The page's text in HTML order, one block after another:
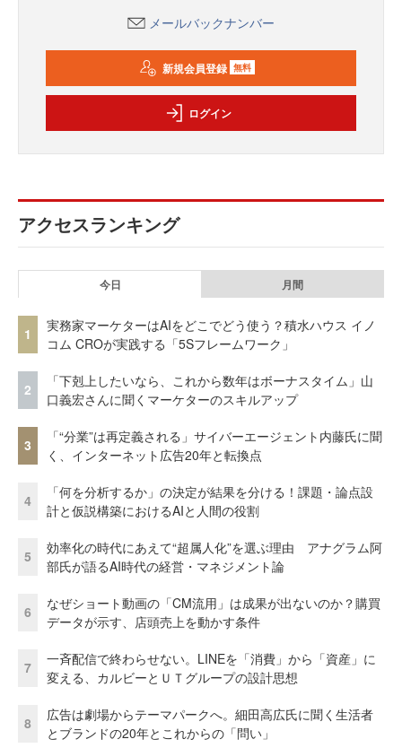
メールバックナンバー
新規会員登録 無料
ログイン
アクセスランキング
今日 月間
1
実務家マーケターはAIをどこでどう使う？積水ハウス イノ
コム CROが実践する「5Sフレームワーク」
2
「下剋上したいなら、これから数年はボーナスタイム」山
口義宏さんに聞くマーケターのスキルアップ
3
「“分業”は再定義される」サイバーエージェント内藤氏に聞
く、インターネット広告20年と転換点
4
「何を分析するか」の決定が結果を分ける！課題・論点設
計と仮説構築におけるAIと人間の役割
5
効率化の時代にあえて“超属人化”を選ぶ理由 アナグラム阿
部氏が語るAI時代の経営・マネジメント論
6
なぜショート動画の「CM流用」は成果が出ないのか？購買
データが示す、店頭売上を動かす条件
7
一斉配信で終わらせない。LINEを「消費」から「資産」に
変える、カルビーとＵＴグループの設計思想
8
広告は劇場からテーマパークへ。細田高広氏に聞く生活者
とブランドの20年とこれからの「問い」